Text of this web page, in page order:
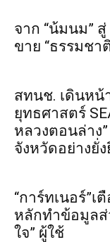
จาก “น้มนม”
ขาย “ธรรมช
สทนช. เดินห
ยุทธศาสตร์
หลวงตอนล่าง
จังหวัดอย่างยั่
“การ์ทเนอร์”เ
หลักทำข้อมูลส่
ใจ” ผู้ใช้